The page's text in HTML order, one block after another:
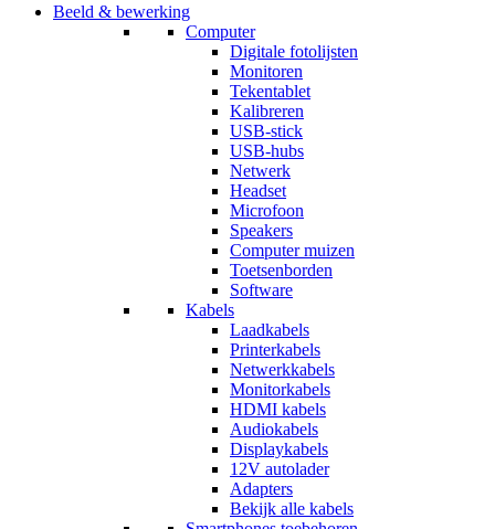
Beeld & bewerking
Computer
Digitale fotolijsten
Monitoren
Tekentablet
Kalibreren
USB-stick
USB-hubs
Netwerk
Headset
Microfoon
Speakers
Computer muizen
Toetsenborden
Software
Kabels
Laadkabels
Printerkabels
Netwerkkabels
Monitorkabels
HDMI kabels
Audiokabels
Displaykabels
12V autolader
Adapters
Bekijk alle kabels